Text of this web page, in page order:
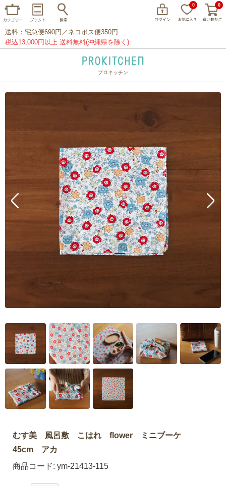
0 0
マリメッコ つきじ常陸屋 柳宗理
閉じる
送料：宅急便690円／ネコポス便350円
税込13,000円以上 送料無料(沖縄県を除く)
プロキッチン
むす美 風呂敷 こはれ flower ミニブーケ
45cm アカ
商品コード: ym-21413-115